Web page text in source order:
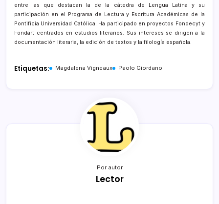
entre las que destacan la de la cátedra de Lengua Latina y su
participación en el Programa de Lectura y Escritura Académicas de la
Pontificia Universidad Católica. Ha participado en proyectos Fondecyt y
Fondart centrados en estudios literarios. Sus intereses se dirigen a la
documentación literaria, la edición de textos y la filología española.
Etiquetas: Magdalena Vigneaux Paolo Giordano
Por autor
Lector